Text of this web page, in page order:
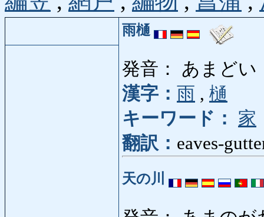
雨樋
発音： あまどい
漢字： 雨 , 樋
キーワード：
家
翻訳： eaves-
天の川